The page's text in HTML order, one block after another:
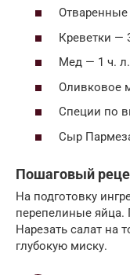
Креветки —
Мед — 1 ч.
Оливковое
Специи по
Сыр
Пошаговый
На подготовку
перепелиные яйца.
Нарезать салат на
глубокую миску.